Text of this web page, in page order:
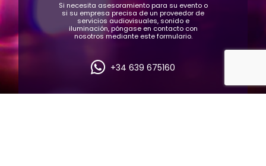
Si necesita asesoramiento para su evento o
si su empresa precisa de un proveedor de
servicios audiovisuales, sonido e
iluminación, póngase en contacto con
nosotros mediante este formulario.
+34 639 675160